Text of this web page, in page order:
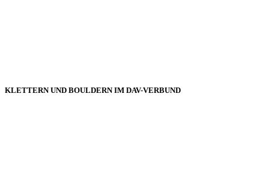
KLETTERN UND BOULDERN IM DAV-VERBUND